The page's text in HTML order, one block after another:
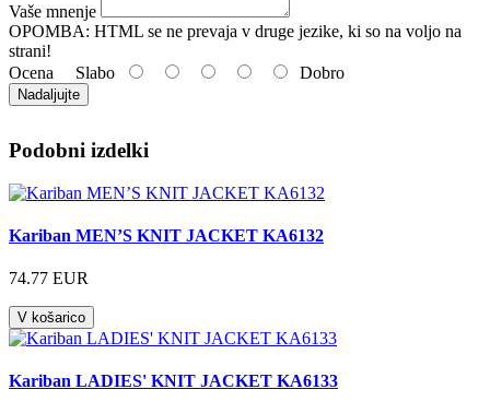
Vaše mnenje
OPOMBA: HTML se ne prevaja v druge jezike, ki so na voljo na
strani!
Ocena Slabo Dobro
Nadaljujte
Podobni izdelki
Kariban MEN’S KNIT JACKET KA6132
74.77 EUR
V košarico
Kariban LADIES' KNIT JACKET KA6133